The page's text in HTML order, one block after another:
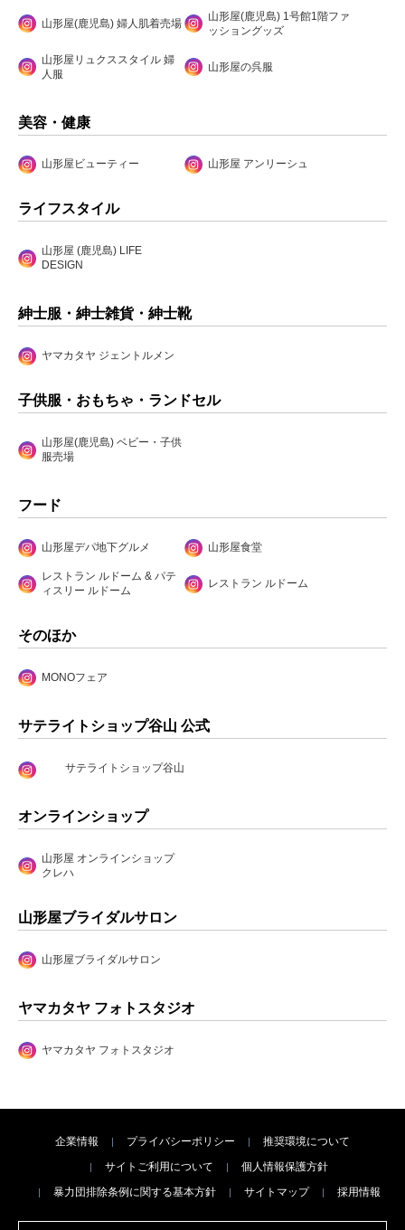
山形屋(鹿児島) 婦人肌着売場
山形屋(鹿児島) 1号館1階ファ
ッショングッズ
山形屋リュクススタイル 婦
人服
山形屋の呉服
美容・健康
山形屋ビューティー 山形屋 アンリーシュ
ライフスタイル
山形屋 (鹿児島) LIFE
DESIGN
紳士服・紳士雑貨・紳士靴
ヤマカタヤ ジェントルメン
子供服・おもちゃ・ランドセル
山形屋(鹿児島) ベビー・子供
服売場
フード
山形屋デパ地下グルメ 山形屋食堂
レストラン ルドーム & パテ
ィスリー ルドーム
レストラン ルドーム
そのほか
MONOフェア
サテライトショップ谷山 公式
サテライトショップ谷山
オンラインショップ
山形屋 オンラインショップ
クレハ
山形屋ブライダルサロン
山形屋ブライダルサロン
ヤマカタヤ フォトスタジオ
ヤマカタヤ フォトスタジオ
企業情報 プライバシーポリシー
推奨環境について
サイトご利用について
個人情報保護方針
暴力団排除条例に関する基本方針
サイトマップ 採用情報